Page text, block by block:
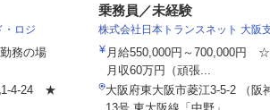
・ロジ
務の場
1-4-24 ★
乗務員／未経験
株式会社日本トランスネット 大阪
月給550,000円～700,000円
月収60万円（頑張...
大阪府東大阪市菱江3-5-2 （阪